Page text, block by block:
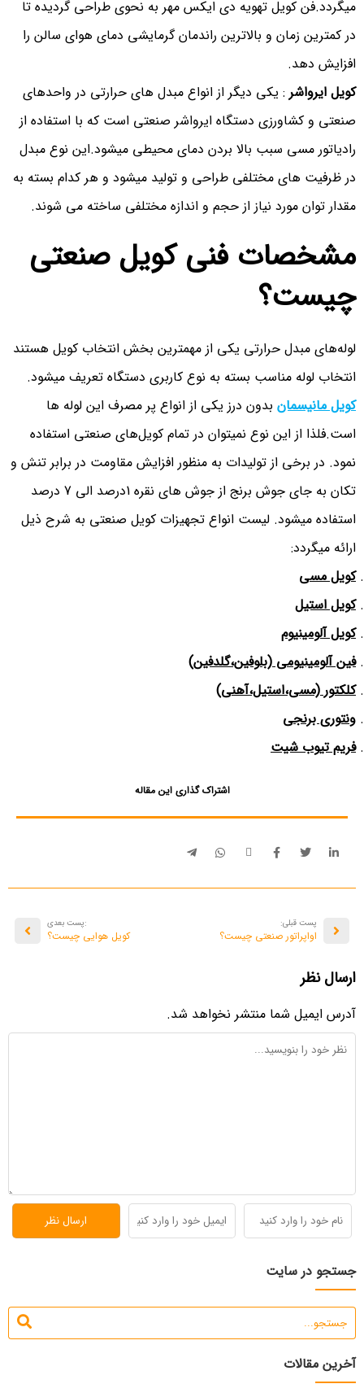
میگردد.فن کویل تهویه دی ایکس مهر به نحوی طراحی گردیده تا
در کمترین زمان و بالاترین راندمان گرمایشی دمای هوای سالن را
افزایش دهد.
کویل ایرواشر : یکی دیگر از انواع مبدل های حرارتی در واحدهای
صنعتی و کشاورزی دستگاه ایرواشر صنعتی است که با استفاده از
رادیاتور مسی سبب بالا بردن دمای محیطی میشود.این نوع مبدل
در ظرفیت های مختلفی طراحی و تولید میشود و هر کدام بسته به
مقدار توان مورد نیاز از حجم و اندازه مختلفی ساخته می شوند.
مشخصات فنی کویل صنعتی
چیست؟
لوله‌های مبدل حرارتی یکی از مهمترین بخش انتخاب کویل هستند
انتخاب لوله مناسب بسته به نوع کاربری دستگاه تعریف میشود.
کویل مانیسمان بدون درز یکی از انواع پر مصرف این لوله ها
است.فلذا از این نوع نمیتوان در تمام کویل‌های صنعتی استفاده
نمود. در برخی از تولیدات به منظور افزایش مقاومت در برابر تنش و
تکان به جای جوش برنج از جوش های نقره 1درصد الی 7 درصد
استفاده میشود. لیست انواع تجهیزات کویل صنعتی به شرح ذیل
ارائه میگردد:
کویل مسی
کویل استیل
کویل آلومینیوم
فین آلومینیومی (بلوفین،گلدفین)
کلکتور (مسی،استیل،آهنی)
ونتوری برنجی
فریم تیوب شیت
اشتراک گذاری این مقاله
پست قبلی:
اواپراتور صنعتی چیست؟
:پست بعدی
کویل هوایی چیست؟
ارسال نظر
آدرس ایمیل شما منتشر نخواهد شد.
جستجو در سایت
آخرین مقالات